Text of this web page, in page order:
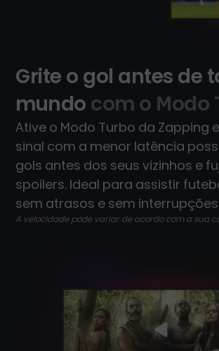
Grite o gol antes de
mundo com o Modo
Ative o Modo Turbo da Zapping
sinal com a menor latência
gols antes dos seus vizinhos e
spoilers. Ideal para assistir
sem atrasos e sem
A velocidade pode variar de acordo com a sua